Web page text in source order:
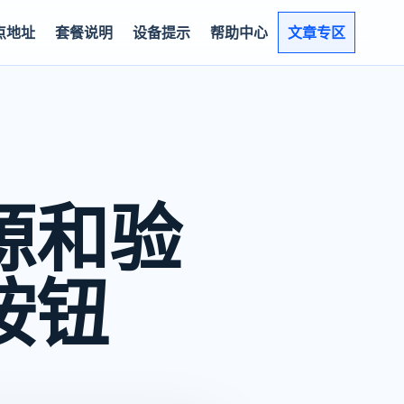
地址 套餐说明 设备提示 帮助中心 文章专区
和验
钮